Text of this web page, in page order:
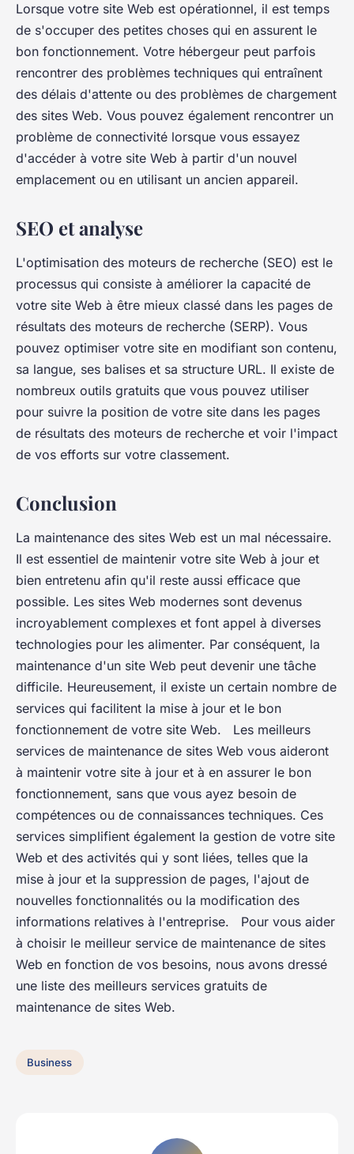
Lorsque votre site Web est opérationnel, il est temps
de s'occuper des petites choses qui en assurent le
bon fonctionnement. Votre hébergeur peut parfois
rencontrer des problèmes techniques qui entraînent
des délais d'attente ou des problèmes de chargement
des sites Web. Vous pouvez également rencontrer un
problème de connectivité lorsque vous essayez
d'accéder à votre site Web à partir d'un nouvel
emplacement ou en utilisant un ancien appareil.
SEO et analyse
L'optimisation des moteurs de recherche (SEO) est le
processus qui consiste à améliorer la capacité de
votre site Web à être mieux classé dans les pages de
résultats des moteurs de recherche (SERP). Vous
pouvez optimiser votre site en modifiant son contenu,
sa langue, ses balises et sa structure URL. Il existe de
nombreux outils gratuits que vous pouvez utiliser
pour suivre la position de votre site dans les pages
de résultats des moteurs de recherche et voir l'impact
de vos efforts sur votre classement.
Conclusion
La maintenance des sites Web est un mal nécessaire.
Il est essentiel de maintenir votre site Web à jour et
bien entretenu afin qu'il reste aussi efficace que
possible. Les sites Web modernes sont devenus
incroyablement complexes et font appel à diverses
technologies pour les alimenter. Par conséquent, la
maintenance d'un site Web peut devenir une tâche
difficile. Heureusement, il existe un certain nombre de
services qui facilitent la mise à jour et le bon
fonctionnement de votre site Web. Les meilleurs
services de maintenance de sites Web vous aideront
à maintenir votre site à jour et à en assurer le bon
fonctionnement, sans que vous ayez besoin de
compétences ou de connaissances techniques. Ces
services simplifient également la gestion de votre site
Web et des activités qui y sont liées, telles que la
mise à jour et la suppression de pages, l'ajout de
nouvelles fonctionnalités ou la modification des
informations relatives à l'entreprise. Pour vous aider
à choisir le meilleur service de maintenance de sites
Web en fonction de vos besoins, nous avons dressé
une liste des meilleurs services gratuits de
maintenance de sites Web.
Business